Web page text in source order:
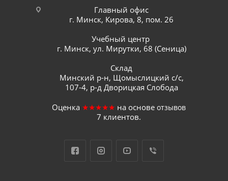
Главный офис
г. Минск, Кирова, 8, пом. 26
Учебный центр
г. Минск, ул. Мирутки, 68 (Сеница)
Склад
Минский р-н, Щомыслицкий с/с,
107-4, р-д Дворицкая Слобода
Оценка ★★★★★ на основе отзывов
7 клиентов.